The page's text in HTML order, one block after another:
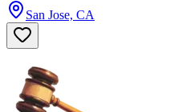
San Jose, CA